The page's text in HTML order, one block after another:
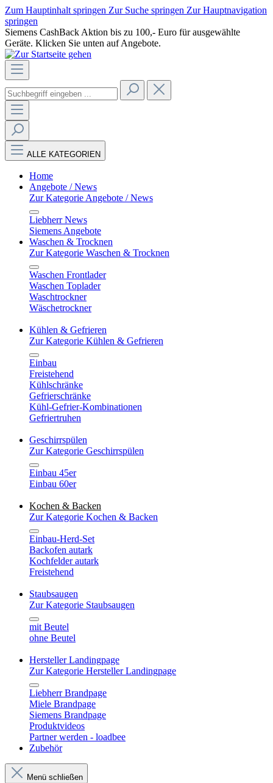
Zum Hauptinhalt springen Zur Suche springen Zur Hauptnavigation
springen
Siemens CashBack Aktion bis zu 100,- Euro für ausgewählte
Geräte. Klicken Sie unten auf Angebote.
ALLE KATEGORIEN
Home
Angebote / News
Zur Kategorie Angebote / News
Liebherr News
Siemens Angebote
Waschen & Trocknen
Zur Kategorie Waschen & Trocknen
Waschen Frontlader
Waschen Toplader
Waschtrockner
Wäschetrockner
Kühlen & Gefrieren
Zur Kategorie Kühlen & Gefrieren
Einbau
Freistehend
Kühlschränke
Gefrierschränke
Kühl-Gefrier-Kombinationen
Gefriertruhen
Geschirrspülen
Zur Kategorie Geschirrspülen
Einbau 45er
Einbau 60er
Kochen & Backen
Zur Kategorie Kochen & Backen
Einbau-Herd-Set
Backofen autark
Kochfelder autark
Freistehend
Staubsaugen
Zur Kategorie Staubsaugen
mit Beutel
ohne Beutel
Hersteller Landingpage
Zur Kategorie Hersteller Landingpage
Liebherr Brandpage
Miele Brandpage
Siemens Brandpage
Produktvideos
Partner werden - loadbee
Zubehör
Menü schließen